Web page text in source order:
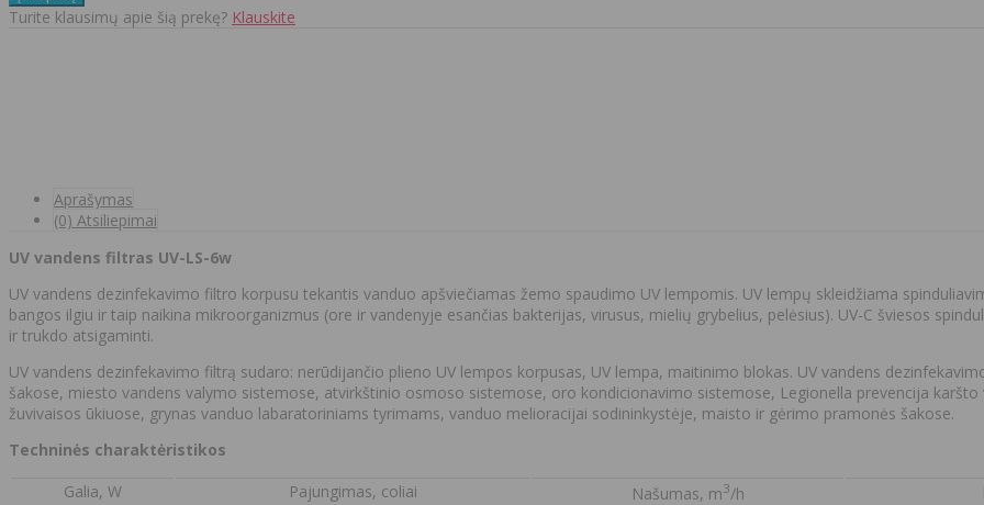
Turite klausimų apie šią prekę? Klauskite
Aprašymas
(0) Atsiliepimai
UV vandens filtras UV-LS-6w
UV vandens dezinfekavimo filtro korpusu tekantis vanduo apšviečiamas žemo spaudimo UV lempomis. UV lempų skleidžiama
bangos ilgiu ir taip naikina mikroorganizmus (ore ir vandenyje esančias bakterijas, virusus, mielių grybelius, pelėsius). UV-C šviesos
ir trukdo atsigaminti.
UV vandens dezinfekavimo filtrą sudaro: nerūdijančio plieno UV lempos korpusas, UV lempa, maitinimo blokas. UV vandens
šakose, miesto vandens valymo sistemose, atvirkštinio osmoso sistemose, oro kondicionavimo sistemose, Legionella prevencija
žuvivaisos ūkiuose, grynas vanduo labaratoriniams tyrimams, vanduo melioracijai sodininkystėje, maisto ir gėrimo pramonės šakose.
Techninės charaktėristikos
Galia, W
Pajungimas, coliai Našumas, m3/h